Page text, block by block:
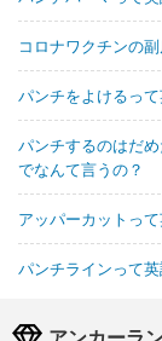
コロナワクチンの
パンチをよけるっ
パンチするのはだ
でなんて言うの？
アッパーカットっ
パンチラインって